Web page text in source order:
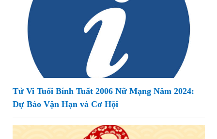
Tử Vi Tuổi Bính Tuất 2006 Nữ Mạng Năm 2024:
Dự Báo Vận Hạn và Cơ Hội